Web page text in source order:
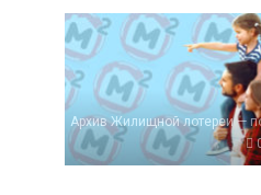
Архив Жилищной лотереи —